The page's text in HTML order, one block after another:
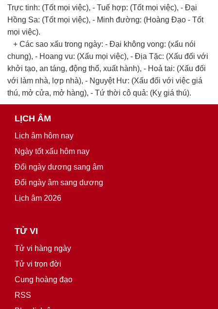
Trực tinh: (Tốt mọi việc), - Tuế hợp: (Tốt mọi việc), - Đại
Hồng Sa: (Tốt mọi việc), - Minh đường: (Hoàng Đạo - Tốt
mọi việc).
+ Các sao xấu trong ngày: - Đại không vong: (xấu nói
chung), - Hoang vu: (Xấu mọi việc), - Địa Tặc: (Xấu đối với
khởi tạo, an táng, động thổ, xuất hành), - Hoả tai: (Xấu đối
với làm nhà, lợp nhà), - Nguyệt Hư: (Xấu đối với việc giá
thú, mở cửa, mở hàng), - Tứ thời cô quả: (Kỵ giá thú).
LỊCH ÂM
Lịch âm hôm nay
Ngày tốt xấu hôm nay
Đổi ngày dương sang âm
Đổi ngày âm sang dương
Lịch âm 2026
TỬ VI
Tử vi hàng ngày
Tử vi trọn đời
Cung hoàng đạo
RSS